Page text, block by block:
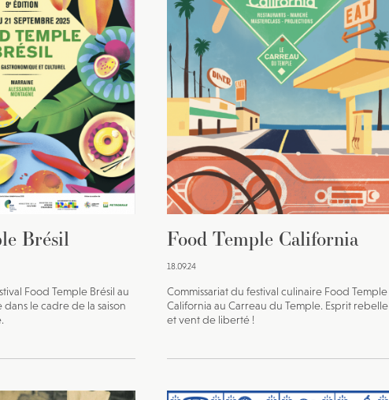
Brésil
Food Temple Brésil au
le cadre de la saison
Food Temple California
18.09.24
Commissariat du festival culinaire Food Temple
California au Carreau du Temple. Esprit rebelle
et vent de liberté !
JE M'INSCRIS À LA NEWSLETTER
Pour recevoir toutes les deux semaines notre lettre d’info avec une
sélection d’articles …